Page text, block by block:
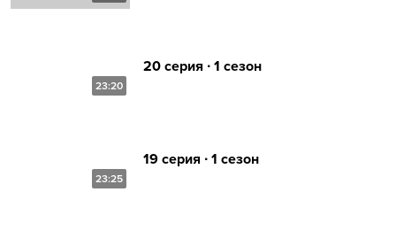
23:20
20 серия ∙ 1 сезон
23:25
19 серия ∙ 1 сезон